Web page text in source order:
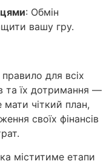
: Обмін
вашу гру.
для всіх
та їх дотримання —
чіткий план,
своїх фінансів
міститиме етапи